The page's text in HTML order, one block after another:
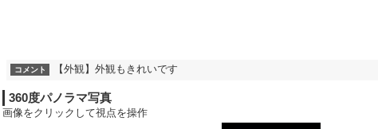
コメント 【外観】外観もきれいです
360度パノラマ写真
画像をクリックして視点を操作